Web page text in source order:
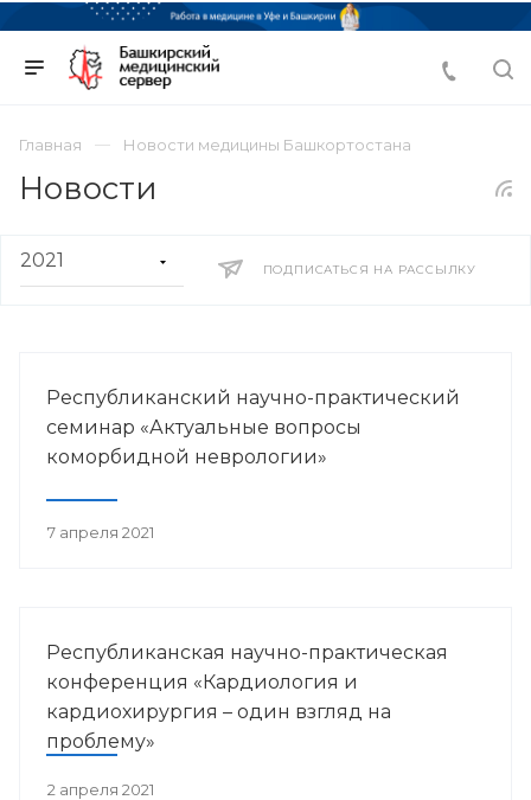
Главная Новости медицины Башкортостана
Новости
ПОДПИСАТЬСЯ НА РАССЫЛКУ
Республиканский научно-практический
семинар «Актуальные вопросы
коморбидной неврологии»
7 апреля 2021
Республиканская научно-практическая
конференция «Кардиология и
кардиохирургия – один взгляд на
проблему»
2 апреля 2021